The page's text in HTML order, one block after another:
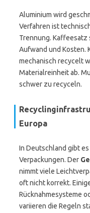
Aluminium wird
Verfahren ist
Trennung.
Aufwand und Kosten.
mechanisch recycelt
Materialreinheit ab.
schwer zu recyceln.
Europa
In Deutschland gibt
Verpackungen. Der
nimmt viele
oft nicht korrekt.
Rücknahmesysteme
variieren die Regeln